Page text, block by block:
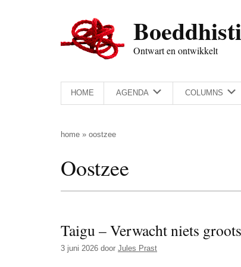
Ontwart en ontwikkelt
HOME AGENDA COLUMNS
home » oostzee
Oostzee
Taigu – Verwacht niets
3 juni 2026 door Jules Prast